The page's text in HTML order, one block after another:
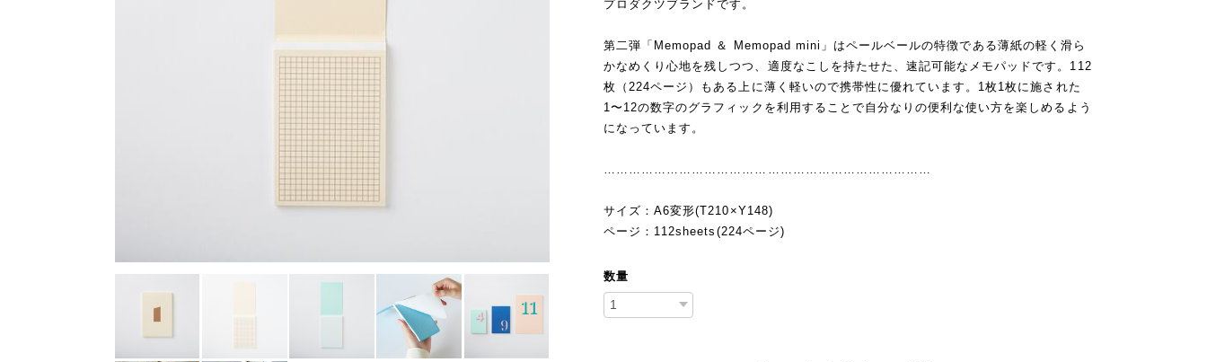
プロダクツブランドです。
第二弾「Memopad ＆ Memopad mini」はペールベールの特徴である薄紙の軽く滑ら
かなめくり心地を残しつつ、適度なこしを持たせた、速記可能なメモパッドです。112
枚（224ページ）もある上に薄く軽いので携帯性に優れています。1枚1枚に施された
1〜12の数字のグラフィックを利用することで自分なりの便利な使い方を楽しめるよう
になっています。
サイズ：A6変形(T210×Y148)
ページ：112sheets(224ページ)
数量